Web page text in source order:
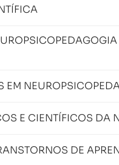
EM
E CIENTÍFICOS DA
DE